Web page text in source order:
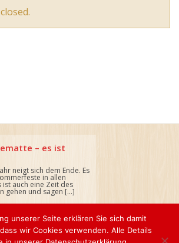
– es ist
neigt sich dem Ende. Es
in allen
ist auch eine Zeit des
gehen und sagen […]
unserer Seite erklären Sie sich damit
wir Cookies verwenden. Alle Details